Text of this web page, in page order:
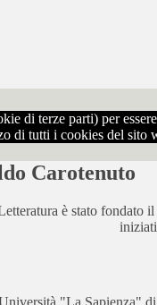
di terze parti) per
di tutti i cookies del sito
Carotenuto
è stato fondato